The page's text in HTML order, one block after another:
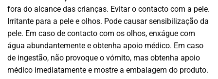
fora do alcance das crianças. Evitar o contacto com a pele.
Irritante para a pele e olhos. Pode causar sensibilização da
pele. Em caso de contacto com os olhos, enxágue com
água abundantemente e obtenha apoio médico. Em caso
de ingestão, não provoque o vómito, mas obtenha apoio
médico imediatamente e mostre a embalagem do produto.